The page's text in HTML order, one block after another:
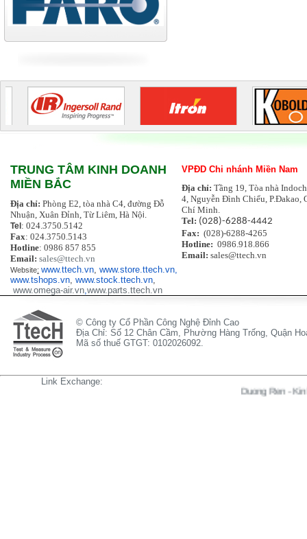
TRUNG TÂM KINH DOANH
MIỀN BẮC
Địa chỉ: Phòng E2, tòa nhà C4, đường Đỗ
Nhuận, Xuân Đỉnh, Từ Liêm, Hà Nội.
Tel: 024.3750.5142
Fax: 024.3750.5143
Hotline: 0986 857 855
Email: sales@ttech.vn
Website: www.ttech.vn www.store.ttech.vn,
www.tshops.vn www.stock.ttech.vn
www.omega-air.vn www.parts.ttech.vn
VPĐD Chi nhánh Miền Nam
Địa chỉ: Tầng 19, Tòa nhà
4, Nguyễn Đình Chiểu, P.Đakao,
Chí Minh.
Tel: (028)-6288-4442
Fax: (028)-6288-4265
Hotline: 0986.918.866
Email: sales@ttech.vn
© Công ty Cổ Phần Công Nghệ Đỉnh Cao
Địa Chỉ: Số 12 Chân Cầm, Phường Hàng Trống, Quận
Mã số thuế GTGT: 0102026092.
Link Exchange:
Duong Ren-Kinh Hien